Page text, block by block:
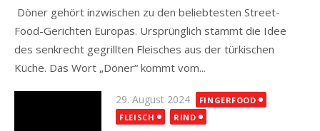
Döner gehört inzwischen zu den beliebtesten Street-
Food-Gerichten Europas. Ursprünglich stammt die Idee
des senkrecht gegrillten Fleisches aus der türkischen
Küche. Das Wort „Döner“ kommt vom...
Posted
on
29. August 2024
FINGERFOOD
FLEISCH
RIND